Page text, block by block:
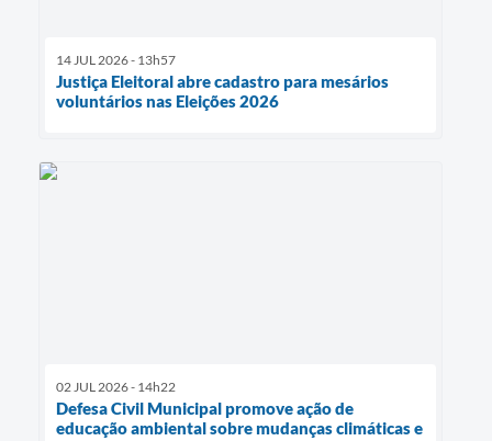
14 JUL 2026 - 13h57
Justiça Eleitoral abre cadastro para mesários
voluntários nas Eleições 2026
02 JUL 2026 - 14h22
Defesa Civil Municipal promove ação de
educação ambiental sobre mudanças climáticas e